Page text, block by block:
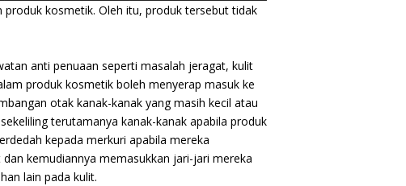
produk kosmetik. Oleh itu, produk tersebut tidak
anti penuaan seperti masalah jeragat, kulit
produk kosmetik boleh menyerap masuk ke
otak kanak-kanak yang masih kecil atau
terutamanya kanak-kanak apabila produk
kepada merkuri apabila mereka
kemudiannya memasukkan jari-jari mereka
lain pada kulit.